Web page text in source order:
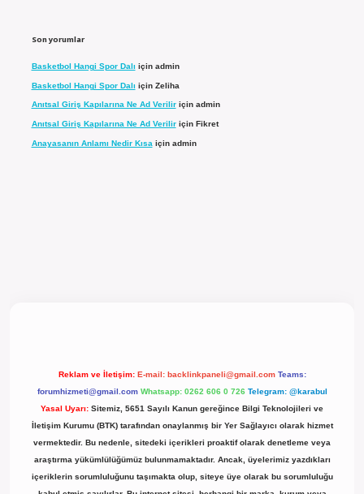
Son yorumlar
Basketbol Hangi Spor Dalı için admin
Basketbol Hangi Spor Dalı için Zeliha
Anıtsal Giriş Kapılarına Ne Ad Veriliriçin admin
Anıtsal Giriş Kapılarına Ne Ad Veriliriçin Fikret
Anayasanın Anlamı Nedir Kısa için admin
Reklam ve İletişim: E-mail: backlinkpaneli@gmail.com Teams:
forumhizmeti@gmail.com Whatsapp: 0262 606 0 726 Telegram: @karabul
Yasal Uyarı: Sitemiz, 5651 Sayılı Kanun gereğince Bilgi Teknolojileri ve
İletişim Kurumu (BTK) tarafından onaylanmış bir Yer Sağlayıcı olarak hizmet
vermektedir. Bu nedenle, sitedeki içerikleri proaktif olarak denetleme veya
araştırma yükümlülüğümüz bulunmamaktadır. Ancak, üyelerimiz yazdıkları
içeriklerin sorumluluğunu taşımakta olup, siteye üye olarak bu sorumluluğu